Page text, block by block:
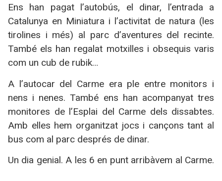
Ens han pagat l’autobús, el dinar, l’entrada a
Catalunya en Miniatura i l’activitat de natura (les
tirolines i més) al parc d’aventures del recinte.
També els han regalat motxilles i obsequis varis
com un cub de rubik…
A l’autocar del Carme era ple entre monitors i
nens i nenes. També ens han acompanyat tres
monitores de l’Esplai del Carme dels dissabtes.
Amb elles hem organitzat jocs i cançons tant al
bus com al parc després de dinar.
Un dia genial. A les 6 en punt arribàvem al Carme.